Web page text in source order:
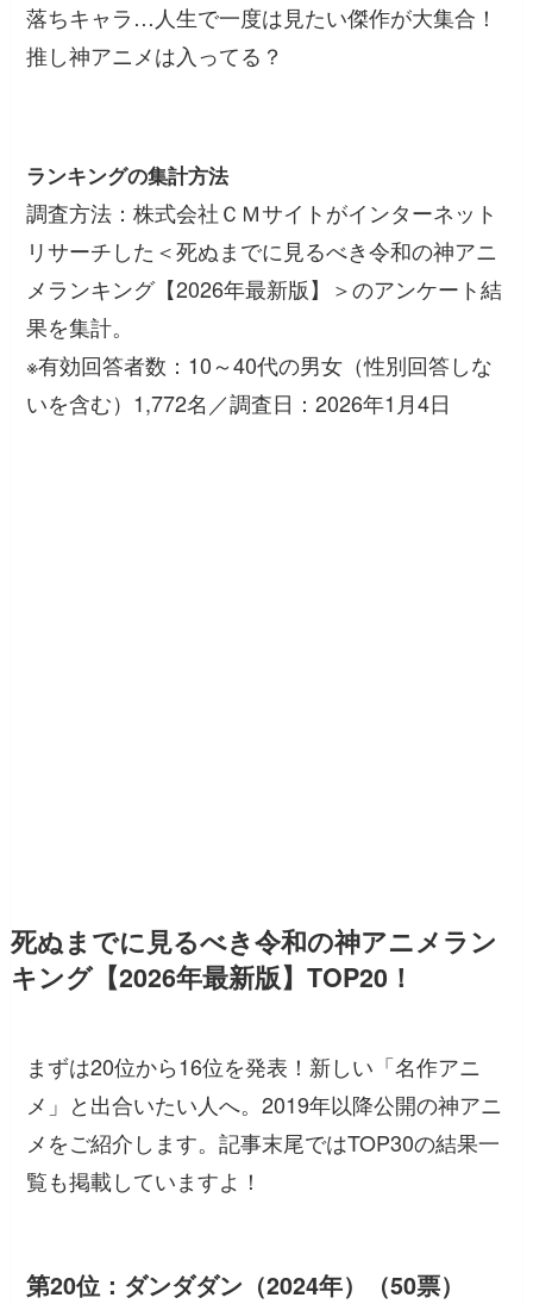
落ちキャラ…人生で一度は見たい傑作が大集合！
推し神アニメは入ってる？
ランキングの集計方法
調査方法：株式会社ＣＭサイトがインターネット
リサーチした＜死ぬまでに見るべき令和の神アニ
メランキング【2026年最新版】＞のアンケート結
果を集計。
※有効回答者数：10～40代の男女（性別回答しな
いを含む）1,772名／調査日：2026年1月4日
死ぬまでに見るべき令和の神アニメラン
キング【2026年最新版】TOP20！
まずは20位から16位を発表！新しい「名作アニ
メ」と出合いたい人へ。2019年以降公開の神アニ
メをご紹介します。記事末尾ではTOP30の結果一
覧も掲載していますよ！
第20位：ダンダダン（2024年）（50票）